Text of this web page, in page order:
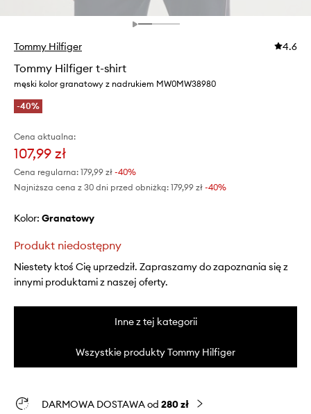
Tommy Hilfiger 4.6
Tommy Hilfiger t-shirt
męski kolor granatowy z nadrukiem MW0MW38980
-40%
Cena aktualna:
107,99 zł
Cena regularna: 179,99 zł -40%
Najniższa cena z 30 dni przed obniżką: 179,99 zł -40%
Kolor: granatowy
Produkt niedostępny
Niestety ktoś Cię uprzedził. Zapraszamy do zapoznania się z
innymi produktami z naszej oferty.
Inne z tej kategorii
Wszystkie produkty Tommy Hilfiger
DARMOWA DOSTAWA od 280 zł